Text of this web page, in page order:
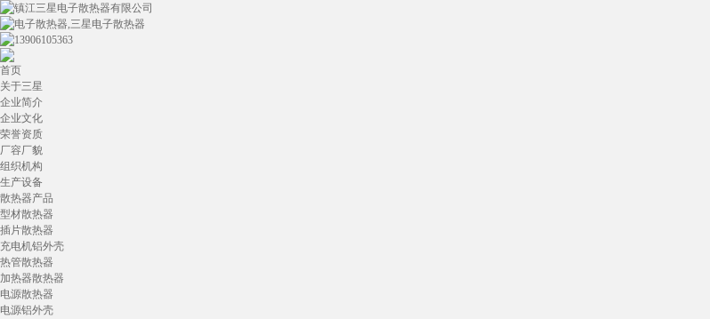
首页
关于三星
企业简介
企业文化
荣誉资质
厂容厂貌
组织机构
生产设备
散热器产品
型材散热器
插片散热器
充电机铝外壳
热管散热器
加热器散热器
电源散热器
电源铝外壳